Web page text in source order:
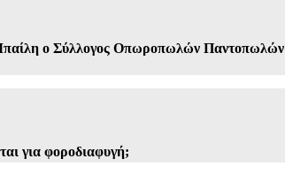
ο Σύλλογος Οπωροπωλών Παντοπωλών
για φοροδιαφυγή;